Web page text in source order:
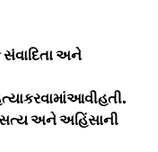
સંવાદિતા અને
સત્ય અને અહિંસાની